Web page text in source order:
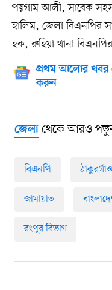
পয়গাম আলী, সাবেক
হালিম, জেলা বিএনপির
হক, রুহিয়া থানা
প্রথম আলোর খবর
করুন
জেলাথেকে আরও
বিএনপি ঠাকুরগাঁও
জামায়াত
রংপুর বিভাগ